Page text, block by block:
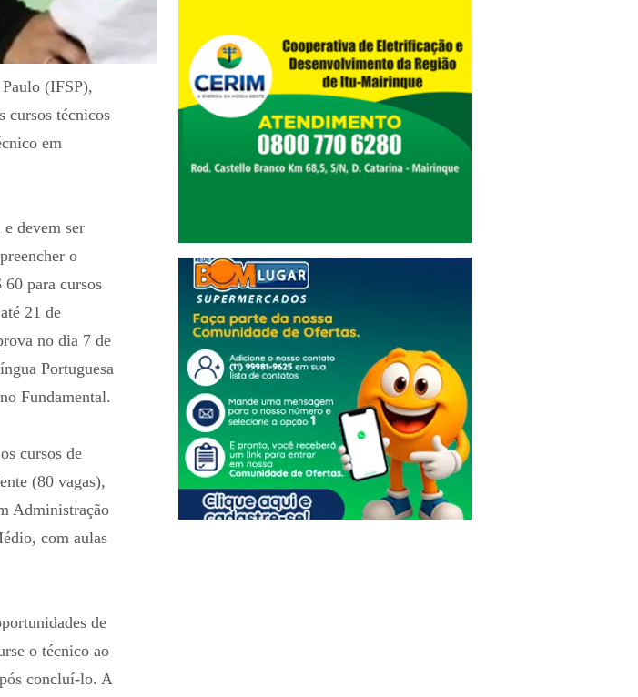
(IFSP),
cursos técnicos
em
devem ser
o
para cursos
21 de
no dia 7 de
Portuguesa
Fundamental.
cursos de
(80 vagas),
Administração
com aulas
de
o técnico ao
concluí-lo. A